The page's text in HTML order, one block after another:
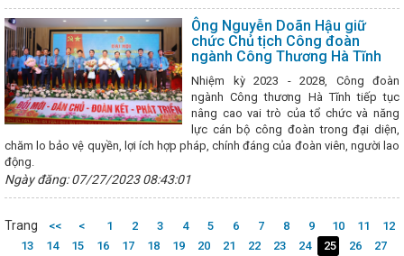
trung hoàn thành mục tiêu cắt giảm, đơn giản hóa thủ tục hành
Nhận diện và phòng chống lừa đảo trực tuyến
AI đã “rất thật” ở
Cụm công nghiệp Quang Diệm với quy mô 40ha, vốn đầu tư hơn
phối hợp với Báo Nhân dân tổ chức Lễ khai trương chuyên
Việt Nam
Thúc đẩy hành chính số, Hà Tĩnh nâng cao chất
Sau năm 2025, mỗi người dân Việt Nam đều sở hữu một Sổ sức
VNeID
Việt Nam - Hoa Kỳ đạt tiến bộ tích cực khi kết thúc vòng
song phương về thương mại đối ứng
Hội nghị Hội đồng
25
Bám sát 5 nhóm vấn đề theo chỉ đạo của Chính phủ trong
tiêu thụ, đưa sản phẩm Hà Tĩnh vào các hệ thống phân phối lớn
và bền vững cho nền kinh tế
bàn tỉnh Hà Tĩnh
Đẩy mạnh hoạt động hợp tác đào tạo và
lượng cao trong ngành Công Thương
Sở Công Thương kiểm tra
MBA T2 Trạm 110kV Nghi Xuân
Ông Nguyễn Doãn Hậu giữ
Công Thương Hà Tĩnh
Chi bộ Khối Văn phòng tổ chức thành
Chủ tịch UBND tỉnh dự lễ khánh thành nhà ở cho gia đình chính sách ở
Ông Nguyễn Doãn Hậu giữ
chức Chủ tịch Công đoàn
ngành Công Thương Hà Tĩnh
Nhiệm kỳ 2023 - 2028, Công đoàn
ngành Công thương Hà Tĩnh tiếp tục
nâng cao vai trò của tổ chức và năng
lực cán bộ công đoàn trong đại diện,
chăm lo bảo vệ quyền, lợi ích hợp pháp, chính đáng của đoàn viên, người lao
động.
Ngày đăng: 07/27/2023 08:43:01
Trang << < 1 2 3 4 5 6 7 8 9 10 11
12
13
14 15 16 17 18 19 20 21 22 23 24 25 26
27